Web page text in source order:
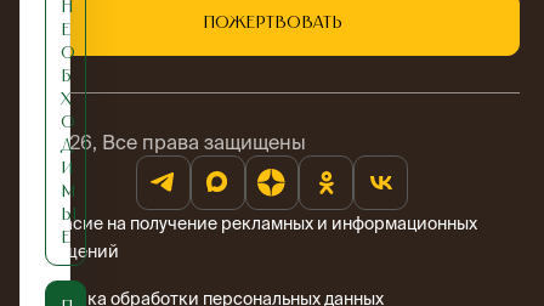
Пожертвовать
© 2026, Все права защищены
Согласие на получение рекламных и информационных
сообщений
Политика обработки персональных данных
н
е
о
б
х
о
д
и
м
ы
е